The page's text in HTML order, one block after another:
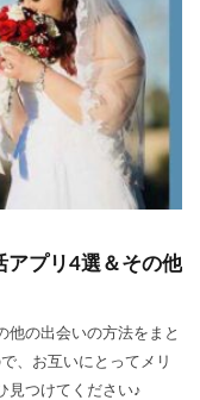
アプリ4選＆その他
他の出会いの方法をまと
、お互いにとってメリ
見つけてください♪